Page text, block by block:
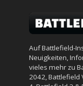
Auf Battlefield-
Neuigkeiten,
vieles mehr zu
2042,Battlefield